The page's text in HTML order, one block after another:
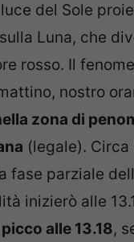
del Sole
Luna, che
rosso. Il
nostro
zona di
(legale). Circa
fase parziale
inizierò alle
picco alle 13.18,